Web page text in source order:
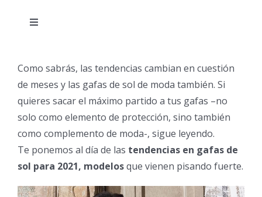
Accesorios para Gafas
Toggle
Gafas de sol para niño
Gafas de sol graduadas
Como sabrás, las tendencias cambian en cuestión
de meses y las gafas de sol de moda también. Si
quieres sacar el máximo partido a tus gafas –no
solo como elemento de protección, sino también
como complemento de moda-, sigue leyendo.
Te ponemos al día de las tendencias en gafas de
sol para 2021, modelosque vienen pisando fuerte.